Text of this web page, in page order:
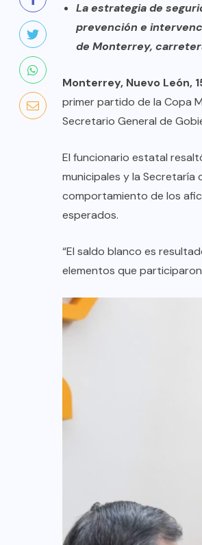
La estrategia de
prevención e
de Monterrey,
Monterrey, Nuevo León,
primer partido de la Copa
Secretario General de
El funcionario estatal
municipales y la Secretaría
comportamiento de los
esperados.
“El saldo blanco es
elementos que
Ingresan 65
AGO 08,